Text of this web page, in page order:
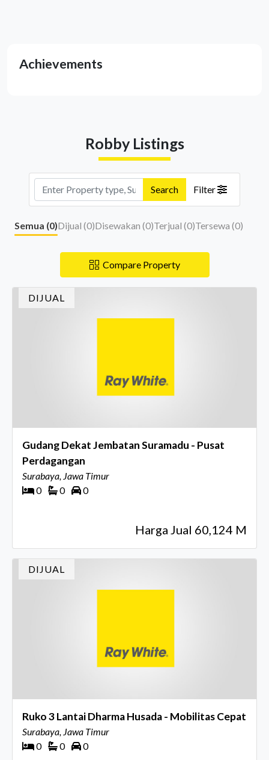
Achievements
Robby Listings
Search Filter
Semua (0)Dijual (0)Disewakan (0)Terjual (0)Tersewa (0)
Compare Property
DIJUAL
Gudang Dekat Jembatan Suramadu - Pusat
Perdagangan
Surabaya, Jawa Timur
0
0 0
Harga Jual 60,124 M
DIJUAL
Ruko 3 Lantai Dharma Husada - Mobilitas Cepat
Surabaya, Jawa Timur
0
0 0